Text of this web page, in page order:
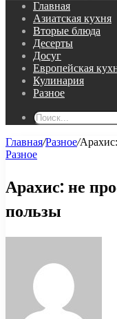
Главная
Азиатская кухня
Вторые блюда
Десерты
Досуг
Европейская
Кулинария
Разное
Главная/Разное/
Разное
Арахис: не
пользы